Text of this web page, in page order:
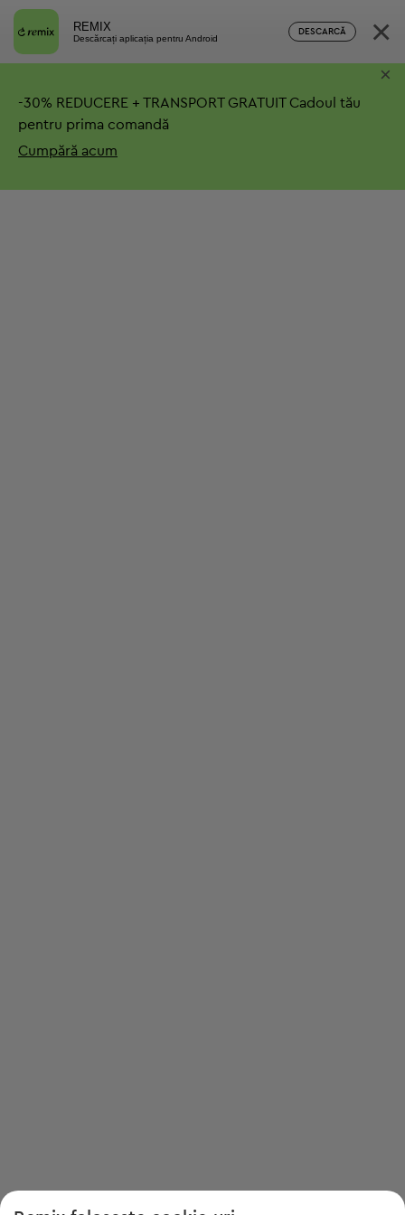
REMIX
Descărcați aplicația pentru Android
DESCARCĂ ×
-30% REDUCERE + TRANSPORT GRATUITCadoul tău
pentru prima comandă
Cumpără acum
×